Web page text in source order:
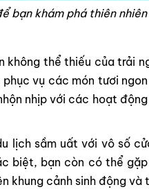
bạn khám phá thiên nhiên
không thể thiếu của trải
vụ các món tươi
nhịp với các hoạt
lịch sầm uất với vô số
biệt, bạn còn có thể
khung cảnh sinh động và